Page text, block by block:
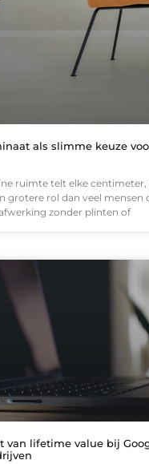
als slimme keuze
ruimte telt elke centimeter,
grotere rol dan veel mensen
zonder plinten of
van lifetime value bij